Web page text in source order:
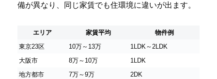
備が異なり、同じ家賃でも住環境に違いが出ます。
エリア 家賃平均
物件例
東京23区
10万～13万
1LDK～2LDK
大阪市
8万～10万
1LDK
地方都市
7万～9万 2DK